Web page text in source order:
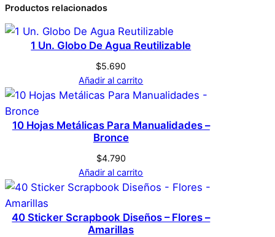
B
c
a
n
t
i
Dimensiones
Marca Genérica
Color Blanco
0 valoraciones en 40
Sticker Scrapbook
Diseños Flores Blancas
No hay valoraciones aún. Solo los usuarios
registrados que hayan comprado este
producto pueden hacer una valoración.
Productos relacionados
1 Un. Globo De Agua Reutilizable
$5.690
Añadir al carrito
10 Hojas Metálicas Para Manualidades –
Bronce
$4.790
Añadir al carrito
40 Sticker Scrapbook Diseños – Flores –
Amarillas